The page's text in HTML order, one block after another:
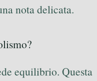
nota delicata.
equilibrio. Questa